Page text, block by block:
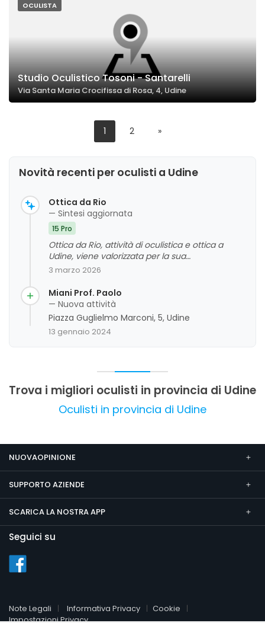
OCULISTA
Studio Oculistico Tosoni - Santarelli
Via Santa Maria Crocifissa di Rosa, 4, Udine
1 2 »
Novità recenti per oculisti a Udine
Ottica da Rio
— Sintesi aggiornata
15 Pro
Ottica da Rio, attività di oculistica e ottica a
Udine, viene valorizzata per la sua
professionalità, cortesia e attenzione ai dettagli.
l'ambiente moderno e l'alta qualità dei prodotti,
oltre alla capacità dello staff di guidare e
consigliare con cura. Sono stati riscontrati pochi
aspetti da migliorare, ma nel complesso
emerge un giudizio complessivo molto positivo,
3 marzo 2026
Miani Prof. Paolo
— Nuova attività
Piazza Guglielmo Marconi, 5, Udine
13 gennaio 2024
Trova i migliori oculisti in provincia di Udine
Oculisti in provincia di Udine
NUOVAOPINIONE
SUPPORTO AZIENDE
SCARICA LA NOSTRA APP
Seguici su
Note Legali Informativa Privacy
Cookie
Impostazioni Privacy